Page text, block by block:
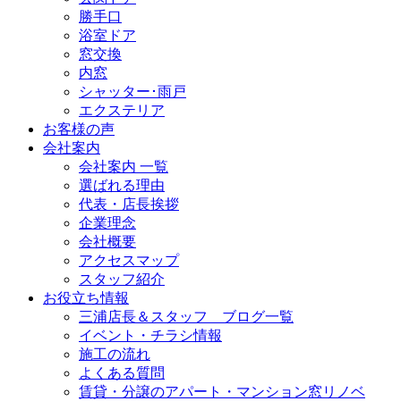
勝手口
浴室ドア
窓交換
内窓
シャッター･雨戸
エクステリア
お客様の声
会社案内
会社案内 一覧
選ばれる理由
代表・店長挨拶
企業理念
会社概要
アクセスマップ
スタッフ紹介
お役立ち情報
三浦店長＆スタッフ ブログ一覧
イベント・チラシ情報
施工の流れ
よくある質問
賃貸・分譲のアパート・マンション窓リノベ